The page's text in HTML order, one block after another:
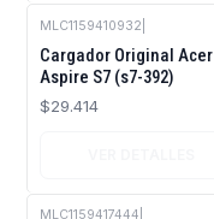
MLC1159410932
Cargador Original Acer
Aspire S7 (s7-392)
$29.414
MLC1159417444